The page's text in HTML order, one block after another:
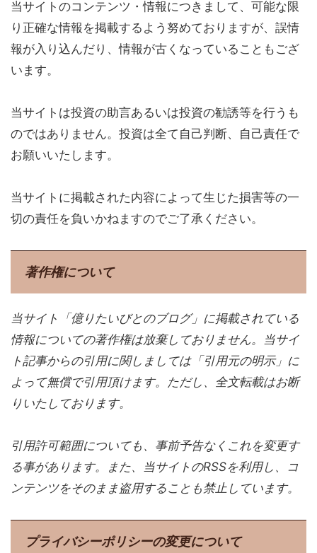
当サイトのコンテンツ・情報につきまして、可能な限
り正確な情報を掲載するよう努めておりますが、誤情
報が入り込んだり、情報が古くなっていることもござ
います。
当サイトは投資の助言あるいは投資の勧誘等を行うも
のではありません。投資は全て自己判断、自己責任で
お願いいたします。
当サイトに掲載された内容によって生じた損害等の一
切の責任を負いかねますのでご了承ください。
著作権について
当サイト「億りたいびとのブログ」に掲載されている
情報についての著作権は放棄しておりません。当サイ
ト記事からの引用に関しましては「引用元の明示」に
よって無償で引用頂けます。ただし、全文転載はお断
りいたしております。
引用許可範囲についても、事前予告なくこれを変更す
る事があります。また、当サイトのRSSを利用し、コ
ンテンツをそのまま盗用することも禁止しています。
プライバシーポリシーの変更について